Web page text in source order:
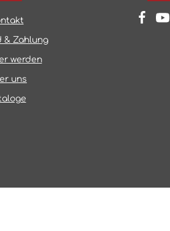
& Zahlung
werden
uns